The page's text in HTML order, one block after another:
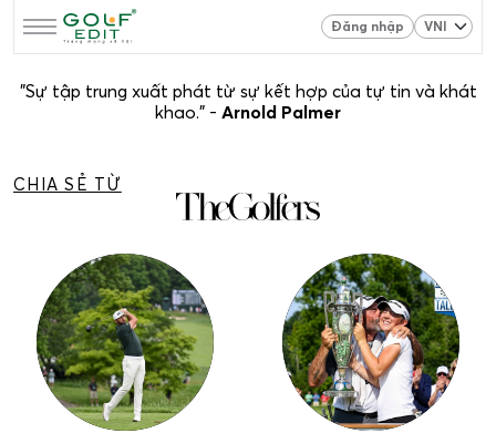
Đăng nhập
"Sự tập trung xuất phát từ sự kết hợp của tự tin và khát
khao." - Arnold Palmer
CHIA SẺ TỪ